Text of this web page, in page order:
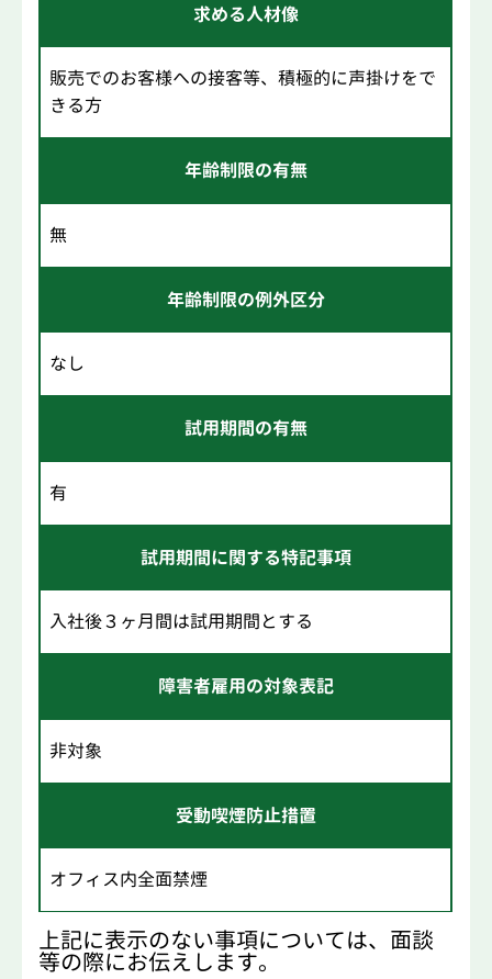
求める人材像
販売でのお客様への接客等、積極的に声掛けをで
きる方
年齢制限の有無
無
年齢制限の例外区分
なし
試用期間の有無
有
試用期間に関する特記事項
入社後３ヶ月間は試用期間とする
障害者雇用の対象表記
非対象
受動喫煙防止措置
オフィス内全面禁煙
上記に表示のない事項については、面談
等の際にお伝えします。